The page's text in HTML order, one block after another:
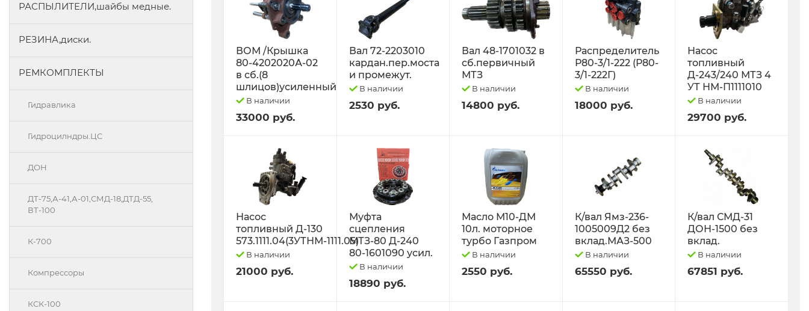
РАСПЫЛИТЕЛИ,шайбы медные.
РЕЗИНА,диски.
РЕМКОМПЛЕКТЫ
Гидравлика
Гидроцилндры.ЦС
ДОН
ДТ-75,А-41,А-01,СМД-18,ДТД-55,
ВТ-100
К-700
Компрессоры
КСК-100
ВОМ /Крышка
80-4202020А-02
в сб.(8
шлицов)усиленный
В наличии
33000 руб.
Вал 72-2203010
кардан.пер.моста
и промежут.
В наличии
2530 руб.
Вал 48-1701032 в
сб.первичный
МТЗ
В наличии
14800 руб.
Распределитель
Р80-3/1-222 (Р80-
3/1-222Г)
В наличии
18000 руб.
Насос
топливный
Д-243/240 МТЗ 4
УТ НМ-П1111010
В наличии
29700 руб.
Насос
топливный Д-130
573.1111.04(3УТНМ-1111.05)
В наличии
21000 руб.
Муфта
сцепления
МТЗ-80 Д-240
80-1601090 усил.
В наличии
18890 руб.
Масло М10-ДМ
10л. моторное
турбо Газпром
В наличии
2550 руб.
К/вал Ямз-236-
1005009Д2 без
вклад.МАЗ-500
В наличии
65550 руб.
К/вал СМД-31
ДОН-1500 без
вклад.
В наличии
67851 руб.